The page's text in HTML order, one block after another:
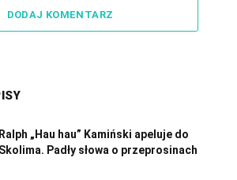
DODAJ KOMENTARZ
Ralph „Hau hau” Kamiński apeluje do
Skolima. Padły słowa o przeprosinach